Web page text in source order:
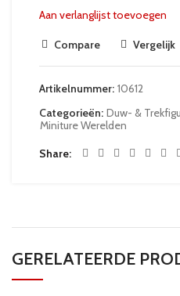
Aan verlanglijst toevoegen
Compare Vergelijk
Artikelnummer: 10612
Categorieën: Duw- &
Miniture Werelden
Share
GERELATEERDE